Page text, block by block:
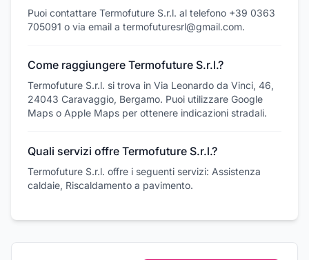
Puoi contattare Termofuture S.r.l. al telefono +39 0363
705091 o via email a termofuturesrl@gmail.com.
Come raggiungere Termofuture S.r.l.?
Termofuture S.r.l. si trova in Via Leonardo da Vinci, 46,
24043 Caravaggio, Bergamo. Puoi utilizzare Google
Maps o Apple Maps per ottenere indicazioni stradali.
Quali servizi offre Termofuture S.r.l.?
Termofuture S.r.l. offre i seguenti servizi: Assistenza
caldaie, Riscaldamento a pavimento.